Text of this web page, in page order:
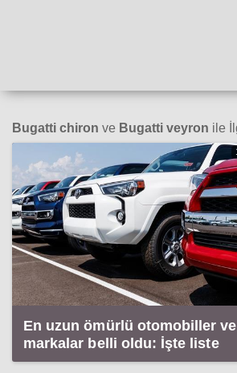
Bugatti chiron ve Bugatti veyron ile
En uzun ömürlü otomobiller ve
markalar belli oldu: İşte liste